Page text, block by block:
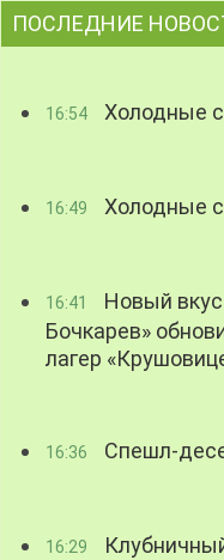
ПОСЛЕДНИЕ
16:54 Холодные
16:49 Холодные
16:41
Новый
Бочкарев»
лагер
16:36 Спешл-
16:29